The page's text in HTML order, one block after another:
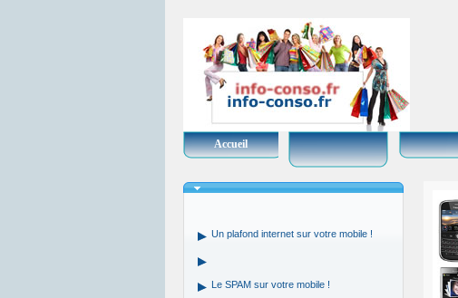
Accueil
Un plafond internet sur votre mobile !
Le SPAM sur votre mobile !